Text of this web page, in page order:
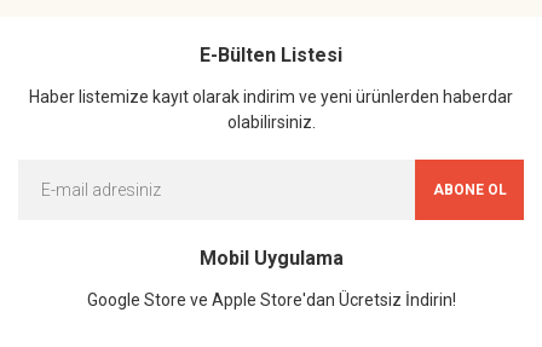
E-Bülten Listesi
Haber listemize kayıt olarak indirim ve yeni ürünlerden haberdar
olabilirsiniz.
ABONE OL
Mobil Uygulama
Google Store ve Apple Store'dan Ücretsiz İndirin!